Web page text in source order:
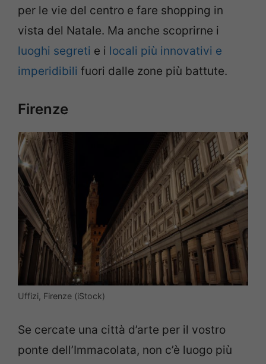
per le vie del centro e fare shopping in
vista del Natale. Ma anche scoprirne i
luoghi segreti e i locali più innovativi e
imperidibili fuori dalle zone più battute.
Firenze
Uffizi, Firenze (iStock)
Se cercate una città d’arte per il vostro
ponte dell’Immacolata, non c’è luogo più